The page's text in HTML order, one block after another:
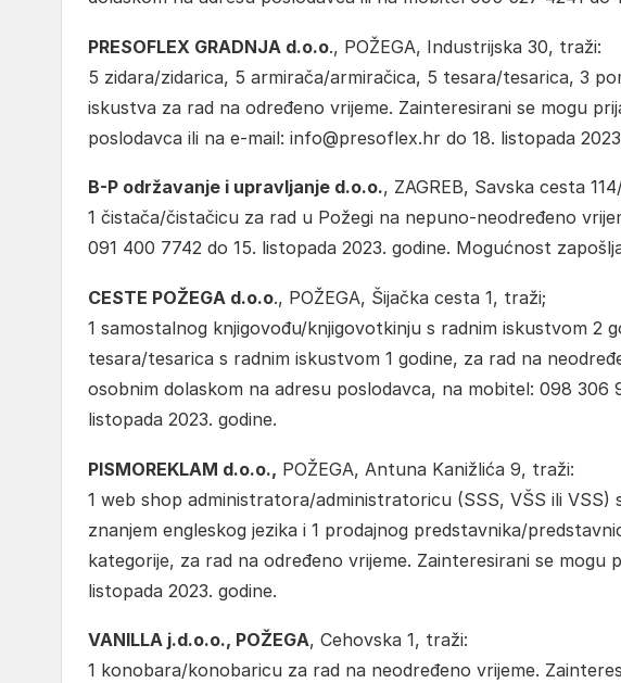
PRESOFLEX GRADNJA d.o.o., POŽEGA, Industrijska 30, traži:
5 zidara/zidarica, 5 armirača/armiračica, 5 tesara/tesarica, 3
iskustva za rad na određeno vrijeme. Zainteresirani se mogu
poslodavca ili na e-mail: info@presoflex.hr do 18. listopada
B-P održavanje i upravljanje d.o.o., ZAGREB, Savska cesta
1 čistača/čistačicu za rad u Požegi na nepuno-neodređeno
091 400 7742 do 15. listopada 2023. godine. Mogućnost
CESTE POŽEGA d.o.o., POŽEGA, Šijačka cesta 1, traži;
1 samostalnog knjigovođu/knjigovotkinju s radnim iskustvom 2
tesara/tesarica s radnim iskustvom 1 godine, za rad na
osobnim dolaskom na adresu poslodavca, na mobitel: 098 306
listopada 2023. godine.
PISMOREKLAM d.o.o., POŽEGA, Antuna Kanižlića 9, traži:
1 web shop administratora/administratoricu (SSS, VŠS ili VSS)
znanjem engleskog jezika i 1 prodajnog predstavnika/
kategorije, za rad na određeno vrijeme. Zainteresirani se mogu
listopada 2023. godine.
VANILLA j.d.o.o., POŽEGA, Cehovska 1, traži:
1 konobara/konobaricu za rad na neodređeno vrijeme.